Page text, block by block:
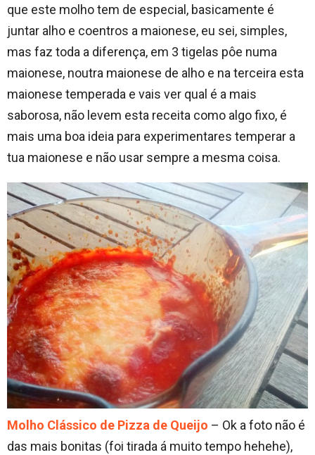
que este molho tem de especial, basicamente é
juntar alho e coentros a maionese, eu sei, simples,
mas faz toda a diferença, em 3 tigelas pôe numa
maionese, noutra maionese de alho e na terceira esta
maionese temperada e vais ver qual é a mais
saborosa, não levem esta receita como algo fixo, é
mais uma boa ideia para experimentares temperar a
tua maionese e não usar sempre a mesma coisa.
Molho Clássico de Pizza de Queijo – Ok a foto não é
das mais bonitas (foi tirada á muito tempo hehehe),